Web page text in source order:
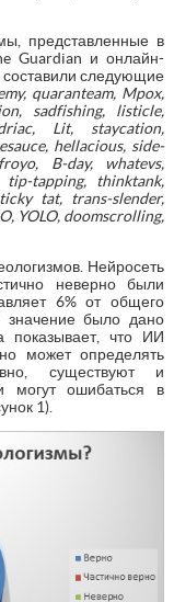
представленные в
Guardian и онлайн-
составили следующие
quaranteam, Mpox,
sadfishing, listicle,
Lit, staycation,
hellacious, side-
B-day, whatevs,
tip-tapping, thinktank,
tat, trans-slender,
YOLO, doomscrolling,
Нейросеть
неверно были
6% от общего
значение было дано
показывает, что ИИ
может определять
существуют и
могут ошибаться в
1).